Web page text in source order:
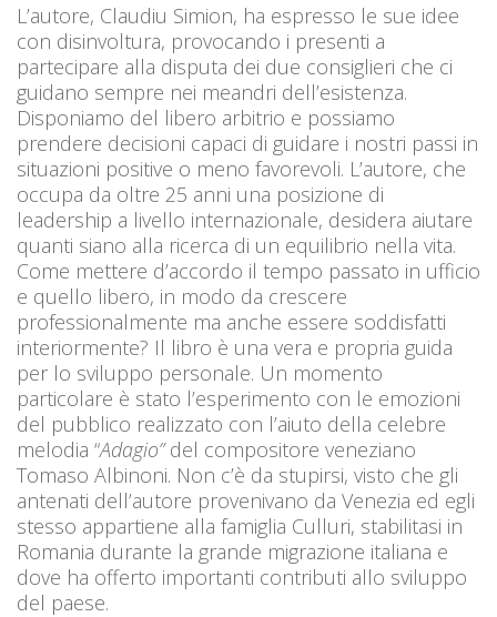
L’autore, Claudiu Simion, ha espresso le sue idee
con disinvoltura, provocando i presenti a
partecipare alla disputa dei due consiglieri che ci
guidano sempre nei meandri dell’esistenza.
Disponiamo del libero arbitrio e possiamo
prendere decisioni capaci di guidare i nostri passi in
situazioni positive o meno favorevoli. L’autore, che
occupa da oltre 25 anni una posizione di
leadership a livello internazionale, desidera aiutare
quanti siano alla ricerca di un equilibrio nella vita.
Come mettere d’accordo il tempo passato in ufficio
e quello libero, in modo da crescere
professionalmente ma anche essere soddisfatti
interiormente? Il libro è una vera e propria guida
per lo sviluppo personale. Un momento
particolare è stato l’esperimento con le emozioni
del pubblico realizzato con l’aiuto della celebre
melodia “Adagio”del compositore veneziano
Tomaso Albinoni. Non c’è da stupirsi, visto che gli
antenati dell’autore provenivano da Venezia ed egli
stesso appartiene alla famiglia Culluri, stabilitasi in
Romania durante la grande migrazione italiana e
dove ha offerto importanti contributi allo sviluppo
del paese.